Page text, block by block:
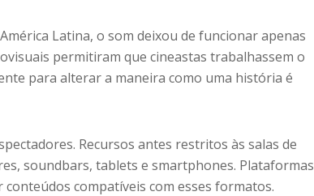
Latina, o som deixou de funcionar apenas
permitiram que cineastas trabalhassem o
para alterar a maneira como uma história é
Recursos antes restritos às salas de
soundbars, tablets e smartphones. Plataformas
compatíveis com esses formatos.